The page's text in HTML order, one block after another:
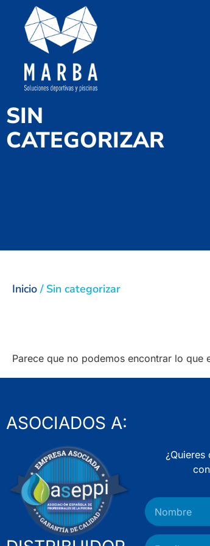
SIN
CATEGORIZAR
Inicio / Sin categorizar
Parece que no podemos encontrar lo que
ASOCIADOS A: